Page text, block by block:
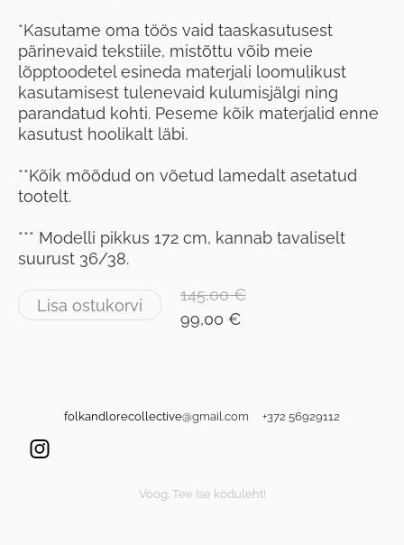
*Kasutame oma töös vaid taaskasutusest
pärinevaid tekstiile, mistõttu võib meie
lõpptoodetel esineda materjali loomulikust
kasutamisest tulenevaid kulumisjälgi ning
parandatud kohti. Peseme kõik materjalid enne
kasutust hoolikalt läbi.
**Kõik mõõdud on võetud lamedalt asetatud
tootelt.
*** Modelli pikkus 172 cm, kannab tavaliselt
suurust 36/38.
Lisa ostukorvi
145,00 €
99,00 €
folkandlorecollective@gmail.com +372 56929112
Voog. Tee ise koduleht!